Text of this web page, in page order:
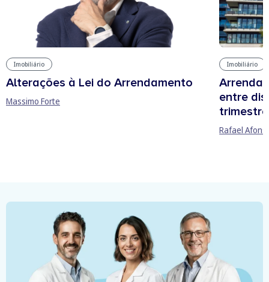
Imobiliário
Alterações à Lei do Arrendamento
Massimo Forte
Imobiliário
entre
trimestre
Rafael